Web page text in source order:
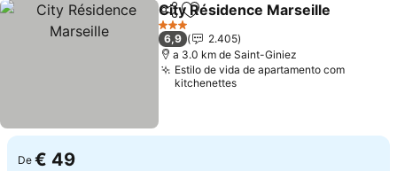
PartilharAdicionar aos favoritos
City Résidence Marseille
3 Estrelas
6,9
2.405
a 3.0 km de Saint-Giniez
Estilo de vida de apartamento com
kitchenettes
De € 49